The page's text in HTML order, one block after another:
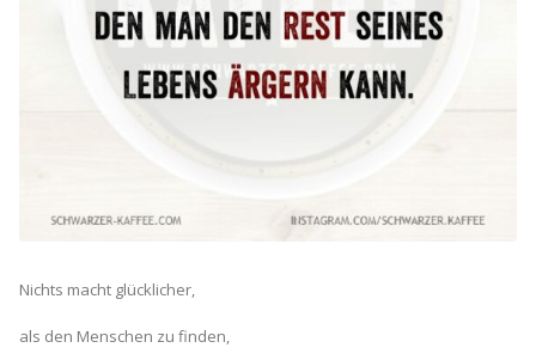
Nichts macht glücklicher,
als den Menschen zu finden,